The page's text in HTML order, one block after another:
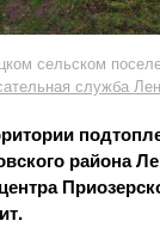
сельском
служба
района